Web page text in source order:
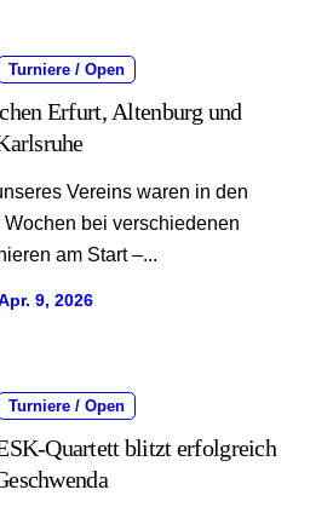
Turniere / Open
Erfurt, Altenburg und
Vereins waren in den
bei verschiedenen
am Start –...
9, 2026
Turniere / Open
Quartett blitzt erfolgreich